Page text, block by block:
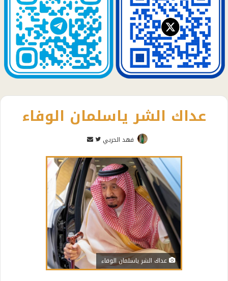
عداك الشر ياسلمان الوفاء
فهد الحربي
تابع
تويتر
أرسل
إلكترونيا
عداك الشر ياسلمان الوفاء